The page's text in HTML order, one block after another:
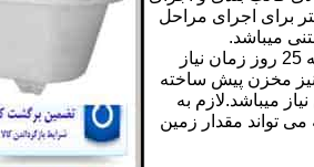
برای اجرای مراحل
میباشد.
علاوه بر هزینه ساخت از نظر زمانبندی آماده سازی و احداث مخزن بتنی در بهترین شرایط حداقل به 25 روز زمان نیاز
نظر مساحت زمین نیز مخزن پیش ساخته
میباشد.لازم به
تواند مقدار زمین